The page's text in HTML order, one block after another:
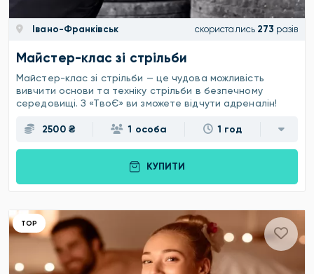
Івано-Франківськ скористались 273 разів
Майстер-клас зі стрільби
Майстер-клас зі стрільби — це чудова можливість
вивчити основи та техніку стрільби в безпечному
середовищі. З «ТвоЄ» ви зможете відчути адреналін!
2500 ₴ 1 особа 1 год
КУПИТИ
ТОР